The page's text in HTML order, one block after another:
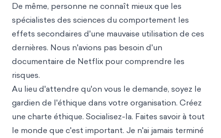
De même, personne ne connaît mieux que les
spécialistes des sciences du comportement les
effets secondaires d'une mauvaise utilisation de ces
dernières. Nous n'avions pas besoin d'un
documentaire de Netflix pour comprendre les
risques.
Au lieu d'attendre qu'on vous le demande, soyez le
gardien de l'éthique dans votre organisation. Créez
une charte éthique. Socialisez-la. Faites savoir à tout
le monde que c'est important. Je n'ai jamais terminé